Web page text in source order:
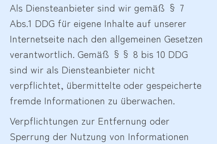
Als Diensteanbieter sind wir gemäß § 7
Abs.1 DDG für eigene Inhalte auf unserer
Internetseite nach den allgemeinen Gesetzen
verantwortlich. Gemäß §§ 8 bis 10 DDG
sind wir als Diensteanbieter nicht
verpflichtet, übermittelte oder gespeicherte
fremde Informationen zu überwachen.
Verpflichtungen zur Entfernung oder
Sperrung der Nutzung von Informationen